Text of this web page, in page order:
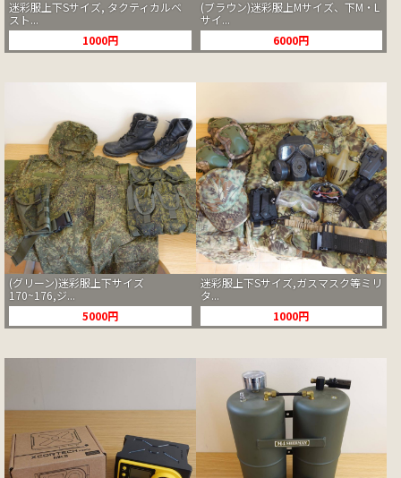
迷彩服上下Sサイズ, タクティカルベ
スト...
1000円
(ブラウン)迷彩服上Mサイズ、下M・L
サイ...
6000円
(グリーン)迷彩服上下サイズ
170~176,ジ...
5000円
迷彩服上下Sサイズ,ガスマスク等ミリ
タ...
1000円